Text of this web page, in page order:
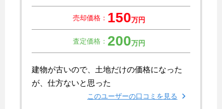
売却価格： 150万円
査定価格： 200万円
建物が古いので、土地だけの価格になった
が、仕方ないと思った
このユーザーの口コミを見る